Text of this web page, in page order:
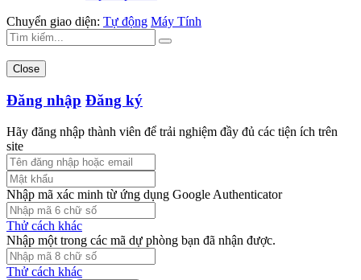
Chuyển giao diện: Tự động Máy Tính
Close
Đăng nhập Đăng ký
Hãy đăng nhập thành viên để trải nghiệm đầy đủ các tiện ích trên
site
Nhập mã xác minh từ ứng dụng Google Authenticator
Thử cách khác
Nhập một trong các mã dự phòng bạn đã nhận được.
Thử cách khác